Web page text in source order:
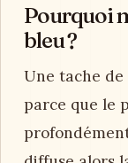
Pourquoi
bleu ?
Une tache
parce que le